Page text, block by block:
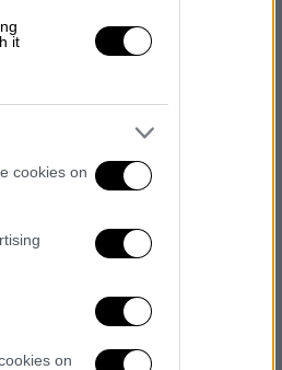
it
cookies on
on